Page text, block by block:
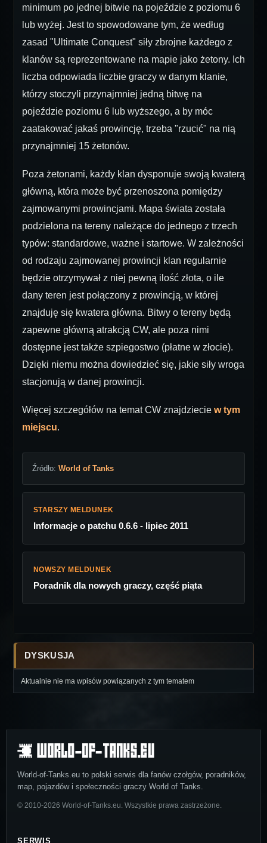
minimum po jednej bitwie na pojeździe z poziomu 6
lub wyżej. Jest to spowodowane tym, że według
zasad "Ultimate Conquest" siły zbrojne każdego z
klanów są reprezentowane na mapie jako żetony. Ich
liczba odpowiada liczbie graczy w danym klanie,
którzy stoczyli przynajmniej jedną bitwę na
pojeździe poziomu 6 lub wyższego, a by móc
zaatakować jakaś prowincję, trzeba "rzucić" na nią
przynajmniej 15 żetonów.
Poza żetonami, każdy klan dysponuje swoją kwaterą
główną, która może być przenoszona pomiędzy
zajmowanymi prowincjami. Mapa świata została
podzielona na tereny należące do jednego z trzech
typów: standardowe, ważne i startowe. W zależności
od rodzaju zajmowanej prowincji klan regularnie
będzie otrzymywał z niej pewną ilość złota, o ile
dany teren jest połączony z prowincją, w której
znajduję się kwatera główna. Bitwy o tereny będą
zapewne główną atrakcją CW, ale poza nimi
dostępne jest także szpiegostwo (płatne w złocie).
Dzięki niemu można dowiedzieć się, jakie siły wroga
stacjonują w danej prowincji.
Więcej szczegółów na temat CW znajdziecie w tym
miejscu.
Źródło: World of Tanks
STARSZY MELDUNEK
Informacje o patchu 0.6.6 - lipiec 2011
NOWSZY MELDUNEK
Poradnik dla nowych graczy, część piąta
DYSKUSJA
Aktualnie nie ma wpisów powiązanych z tym tematem
World-of-Tanks.eu to polski serwis dla fanów czołgów, poradników,
map, pojazdów i społeczności graczy World of Tanks.
© 2010-2026 World-of-Tanks.eu. Wszystkie prawa zastrzeżone.
SERWIS